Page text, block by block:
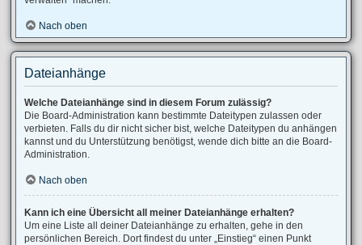
Nach oben
Dateianhänge
Welche Dateianhänge sind in diesem Forum zulässig?
Die Board-Administration kann bestimmte Dateitypen zulassen oder
verbieten. Falls du dir nicht sicher bist, welche Dateitypen du anhängen
kannst und du Unterstützung benötigst, wende dich bitte an die Board-
Administration.
Nach oben
Kann ich eine Übersicht all meiner Dateianhänge erhalten?
Um eine Liste all deiner Dateianhänge zu erhalten, gehe in den
persönlichen Bereich. Dort findest du unter „Einstieg“ einen Punkt